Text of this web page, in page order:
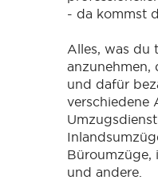
- da kommst
Alles, was du
anzunehmen,
und dafür
verschiedene
Büroumzüge,
und andere.